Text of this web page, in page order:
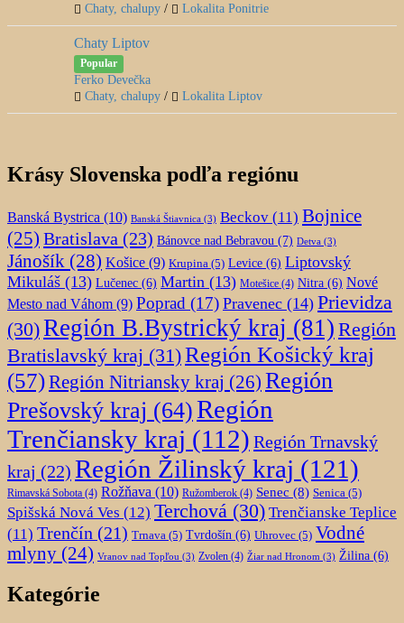
Chaty, chalupy / Lokalita Ponitrie
Chaty Liptov
Popular
Ferko Devečka
Chaty, chalupy / Lokalita Liptov
Krásy Slovenska podľa regiónu
Banská Bystrica (10) Banská Štiavnica (3) Beckov (11) Bojnice
(25) Bratislava (23) Bánovce nad Bebravou (7) Detva (3)
Jánošík (28) Košice (9) Krupina (5) Levice (6) Liptovský
Mikuláš (13) Lučenec (6) Martin (13) Motešice (4) Nitra (6) Nové
Mesto nad Váhom (9) Poprad (17) Pravenec (14) Prievidza
(30)Región B.Bystrický kraj (81) Región
Bratislavský kraj (31)Región Košický kraj
(57)Región Nitriansky kraj (26) Región
Prešovský kraj (64)Región
Trenčiansky kraj (112) Región Trnavský
kraj (22) Región Žilinský kraj (121)
Rimavská Sobota (4) Rožňava (10) Ružomberok (4) Senec (8) Senica (5)
Spišská Nová Ves (12) Terchová (30) Trenčianske Teplice
(11) Trenčín (21) Trnava (5) Tvrdošín (6) Uhrovec (5) Vodné
mlyny (24) Vranov nad Topľou (3) Zvolen (4) Žiar nad Hronom (3) Žilina (6)
Kategórie